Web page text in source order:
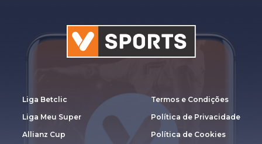
Liga Betclic
Liga Meu Super
Allianz Cup
Termos e Condições
Política de Privacidade
Política de Cookies